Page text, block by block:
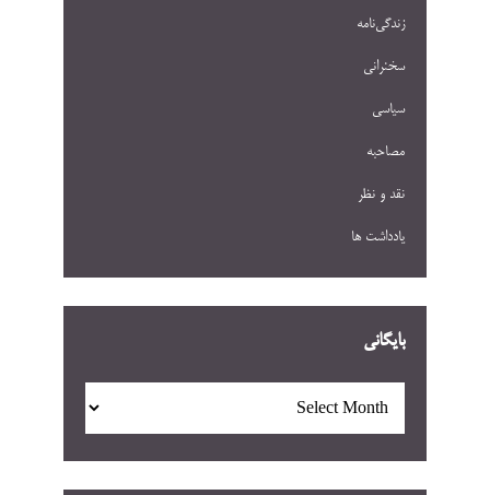
زندگی‌نامه
سخنرانی
سیاسی
مصاحبه
نقد و نظر
یادداشت ها
بایگانی